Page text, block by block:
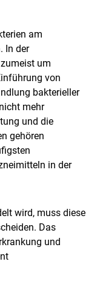
am
In der
um
von
bakterieller
mehr
und die
gehören
in der
wird, muss diese
Das
und